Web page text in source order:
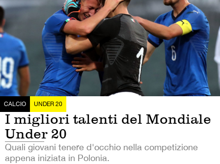
CALCIO UNDER 20
I migliori talenti del Mondiale
Under 20
Quali giovani tenere d'occhio nella competizione
appena iniziata in Polonia.